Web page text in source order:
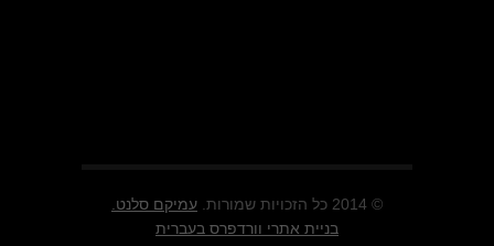
© 2014 כל הזכויות שמורות.
עמיקם סלנט.
בניית אתרי וורדפרס בעברית